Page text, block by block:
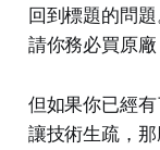
回到標題的問
請你務必買原廠
但如果你已經
讓技術生疏，那